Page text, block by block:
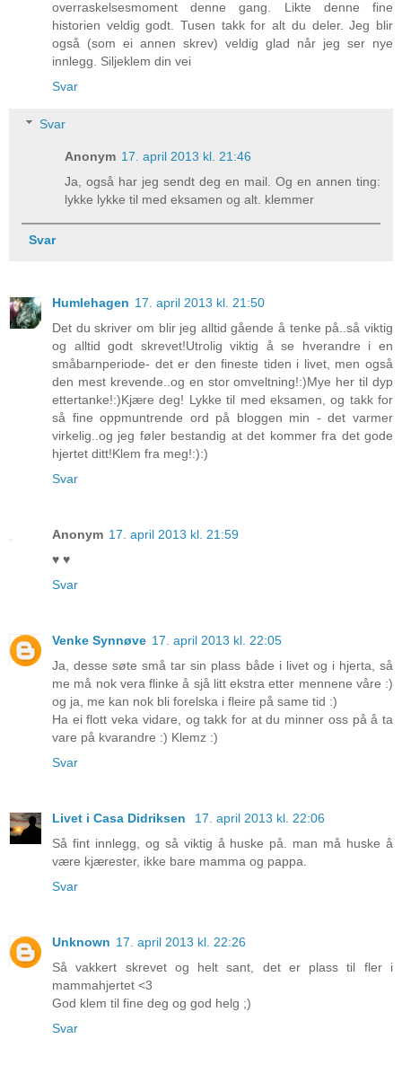
overraskelsesmoment denne gang. Likte denne fine
historien veldig godt. Tusen takk for alt du deler. Jeg blir
også (som ei annen skrev) veldig glad når jeg ser nye
innlegg. Siljeklem din vei
Svar
Svar
Anonym 17. april 2013 kl. 21:46
Ja, også har jeg sendt deg en mail. Og en annen ting:
lykke lykke til med eksamen og alt. klemmer
Svar
Humlehagen 17. april 2013 kl. 21:50
Det du skriver om blir jeg alltid gående å tenke på..så viktig
og alltid godt skrevet!Utrolig viktig å se hverandre i en
småbarnperiode- det er den fineste tiden i livet, men også
den mest krevende..og en stor omveltning!:)Mye her til dyp
ettertanke!:)Kjære deg! Lykke til med eksamen, og takk for
så fine oppmuntrende ord på bloggen min - det varmer
virkelig..og jeg føler bestandig at det kommer fra det gode
hjertet ditt!Klem fra meg!:):)
Svar
Anonym 17. april 2013 kl. 21:59
♥ ♥
Svar
Venke Synnøve 17. april 2013 kl. 22:05
Ja, desse søte små tar sin plass både i livet og i hjerta, så
me må nok vera flinke å sjå litt ekstra etter mennene våre :)
og ja, me kan nok bli forelska i fleire på same tid :)
Ha ei flott veka vidare, og takk for at du minner oss på å ta
vare på kvarandre :) Klemz :)
Svar
Livet i Casa Didriksen
17. april 2013 kl. 22:06
Så fint innlegg, og så viktig å huske på. man må huske å
være kjærester, ikke bare mamma og pappa.
Svar
Unknown 17. april 2013 kl. 22:26
Så vakkert skrevet og helt sant, det er plass til fler i
mammahjertet <3
God klem til fine deg og god helg ;)
Svar